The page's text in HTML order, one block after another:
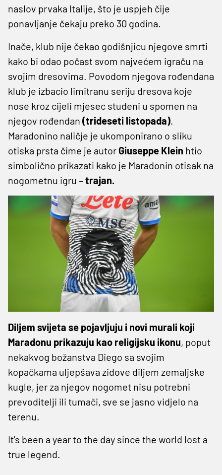
naslov prvaka Italije, što je uspjeh čije
ponavljanje čekaju preko 30 godina.
Inače, klub nije čekao godišnjicu njegove smrti
kako bi odao počast svom najvećem igraču na
svojim dresovima. Povodom njegova rođendana
klub je izbacio limitranu seriju dresova koje
nose kroz cijeli mjesec studeni u spomen na
njegov rođendan (trideseti listopada).
Maradonino naličje je ukomponirano o sliku
otiska prsta čime je autor Giuseppe Klein htio
simbolično prikazati kako je Maradonin otisak na
nogometnu igru –trajan.
Diljem svijeta se pojavljuju i novi murali koji
Maradonu prikazuju kao religijsku ikonu, poput
nekakvog božanstva Diego sa svojim
kopačkama uljepšava zidove diljem zemaljske
kugle, jer za njegov nogomet nisu potrebni
prevoditelji ili tumači, sve se jasno vidjelo na
terenu.
It's been a year to the day since the world lost a
true legend.